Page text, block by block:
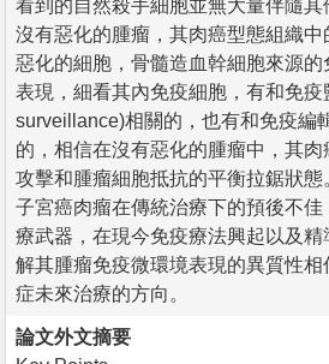
看到的自然殺手細胞並無大量伴隨
沒有惡化的腫瘤，其肉癌型態組織
惡化的細胞，骨髓造血幹細胞來源
表現，細看其內免疫細胞，有和免疫
surveillance)相關的，也有和免疫編
的，相信在沒有惡化的腫瘤中，其
攻擊和腫瘤細胞抵抗的平衡拉鋸狀態
子宮癌肉瘤在傳統治療下的預後不
療武器，在現今免疫療法興起以及
解其腫瘤免疫微環境表現的異質性
症未來治療的方向。
論文外文摘要